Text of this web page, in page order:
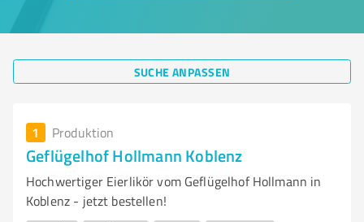
SUCHE ANPASSEN
1 Produktion
Geflügelhof Hollmann Koblenz
Hochwertiger Eierlikör vom Geflügelhof Hollmann in
Koblenz - jetzt bestellen!